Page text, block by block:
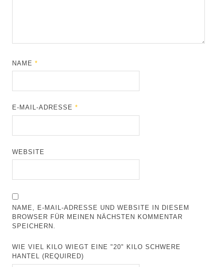
NAME*
E-MAIL-ADRESSE*
WEBSITE
NAME, E-MAIL-ADRESSE UND WEBSITE IN DIESEM
BROWSER FÜR MEINEN NÄCHSTEN KOMMENTAR
SPEICHERN.
WIE VIEL KILO WIEGT EINE "20" KILO SCHWERE
HANTEL (REQUIRED)